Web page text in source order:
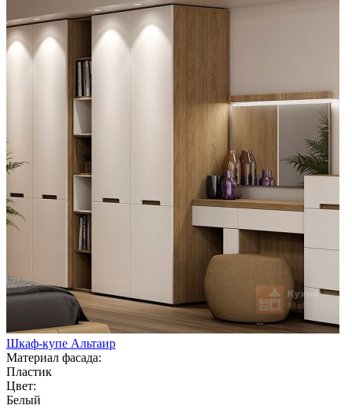
Шкаф-купе Альтаир
Материал фасада:
Пластик
Цвет:
Белый